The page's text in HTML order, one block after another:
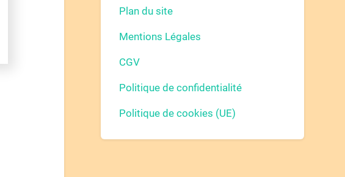
Plan du site
Mentions Légales
CGV
Politique de confidentialité
Politique de cookies (UE)